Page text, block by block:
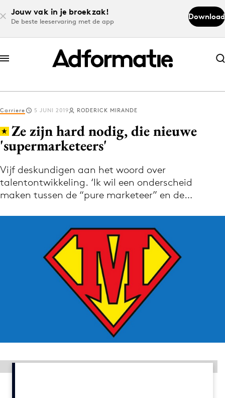
Jouw vak in je broekzak!
De beste leeservaring met de app
Download
Abonneer nu
Abonneer nu
Log in
Volg het laatste nieuws via de Adformatie
Nieuws app
9 sept: GenAI-training
Events
Opleidingen
Vacatures
Carriere 5 JUNI 2019 RODERICK MIRANDE
Ze zijn hard nodig, die nieuwe
'supermarketeers'
Vijf deskundigen aan het woord over
talentontwikkeling. ‘Ik wil een onderscheid
maken tussen de “pure marketeer” en de…